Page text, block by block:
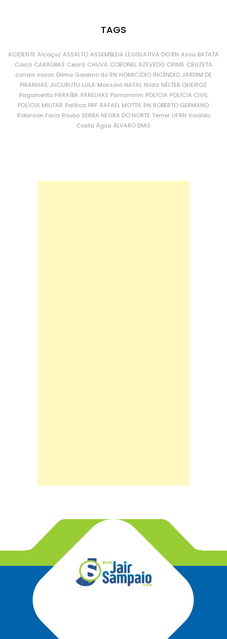
TAGS
ACIDENTE Alcaçuz ASSALTO ASSEMBLEIA LEGISLATIVA DO RN Assu BATATA
Caicó CARAÚBAS Ceará CHUVA CORONEL AZEVEDO CRIME CRUZETA
currais novos Dilma Governo do RN HOMICÍDIO INCÊNDIO JARDIM DE
PIRANHAS JUCURUTU LULA Mossoró NATAL Nilda NÉLTER QUEIROZ
Pagamento PARAÍBA PARELHAS Parnamirim POLÍCIA POLÍCIA CIVIL
POLÍCIA MILITAR Política PRF RAFAEL MOTTA RN ROBERTO GERMANO
Robinson Faria Roubo SERRA NEGRA DO NORTE Temer UFRN Vivaldo
Costa Água ÁLVARO DIAS